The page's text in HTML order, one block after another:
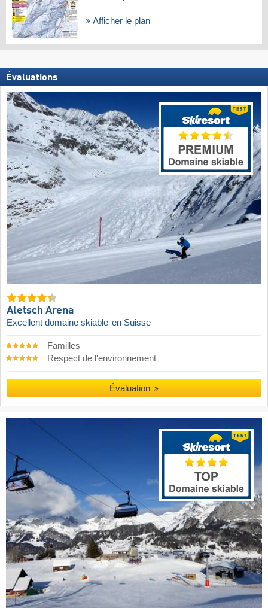
Afficher le plan
Évaluations
Aletsch Arena
Excellent domaine skiable en Suisse
Familles
Respect de l'environnement
Évaluation